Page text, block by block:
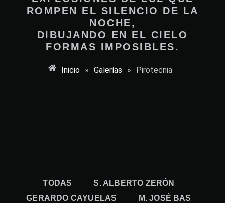
ROMPEN EL SILENCIO DE LA
NOCHE,
DIBUJANDO EN EL CIELO
FORMAS IMPOSIBLES.
Inicio » Galerías » Pirotecnia
TODAS
S. ALBERTO ZERÓN
GERARDO CAYUELAS
M. JOSÉ BAS